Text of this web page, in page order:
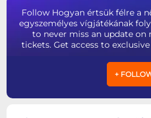
Follow Hogyan értsük félre a
egyszemélyes vígjátékának
to never miss an update on
tickets. Get access to
+